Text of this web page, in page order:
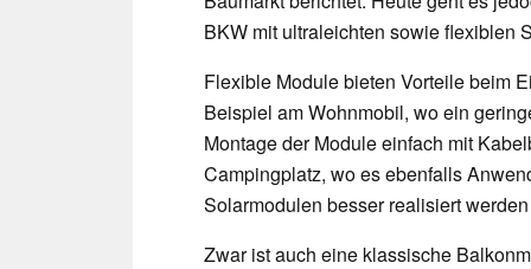
BKW mit ultraleichten sowie flexiblen
Flexible Module bieten Vorteile beim
Beispiel am Wohnmobil, wo ein
Montage der Module einfach mit
Campingplatz, wo es ebenfalls
Solarmodulen besser realisiert
Zwar ist auch eine klassische